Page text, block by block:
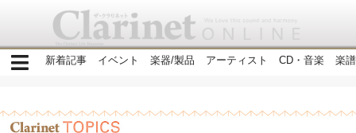
新着記事 イベント 楽器/製品 アーティスト CD・音楽 楽